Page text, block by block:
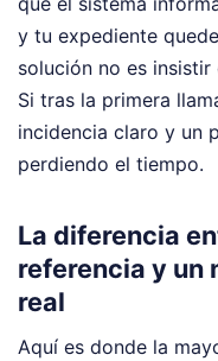
y tu expediente
solución no es
Si tras la primera
incidencia claro y un
perdiendo el tiempo.
La diferencia
referencia y un
real
Aquí es donde la